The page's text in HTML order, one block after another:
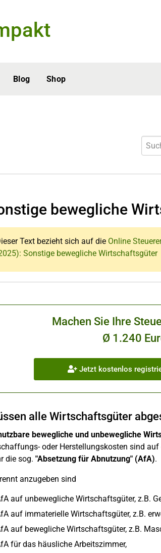
Blog Shop
bewegliche
Text bezieht sich auf die Online
Sonstige bewegliche Wirtschaftsgüter
Machen Sie Ihre
Ø 1.240
Jetzt kostenlos
alle Wirtschaftsgüter
bewegliche und unbewegliche
oder Herstellungskosten sind
die sog. "Absetzung für Abnutzung" (AfA).
anzugeben sind
auf unbewegliche Wirtschaftsgüter, z.B.
auf immaterielle Wirtschaftsgüter, z.B.
auf bewegliche Wirtschaftsgüter, z.B.
für das häusliche Arbeitszimmer,